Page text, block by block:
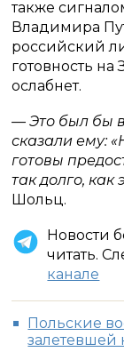
также
Владимира
российский
готовность
ослабнет.
— Это был бы
сказали ему:
готовы
так долго, как
Шольц.
Новости
читать.
канале
Польские
залетевшей